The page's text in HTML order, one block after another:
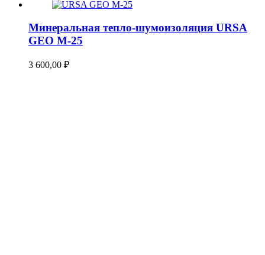
Минеральная тепло-шумоизоляция URSA
GEO М-25
3 600,00 ₽